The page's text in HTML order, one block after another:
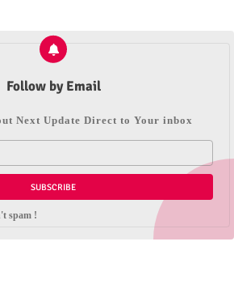
Follow by Email
Next Update Direct to Your inbox
spam !